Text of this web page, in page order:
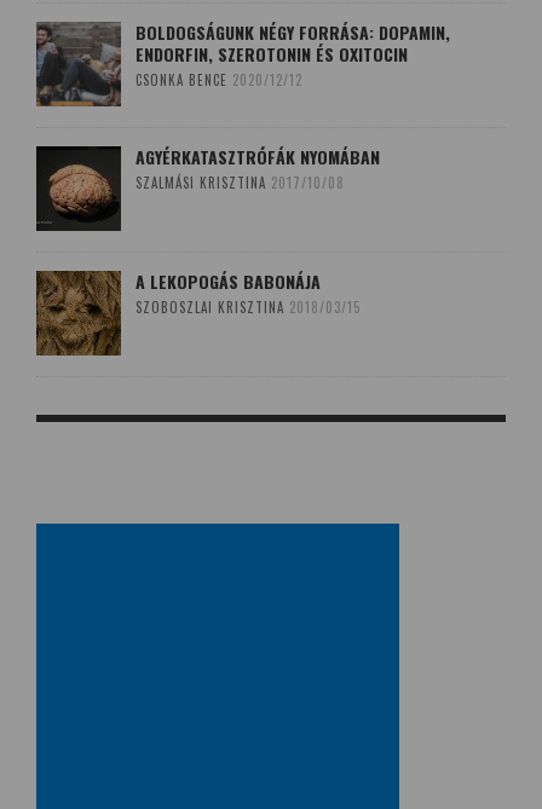
BOLDOGSÁGUNK NÉGY FORRÁSA: DOPAMIN,
ENDORFIN, SZEROTONIN ÉS OXITOCIN
CSONKA BENCE 2020/12/12
AGYÉRKATASZTRÓFÁK NYOMÁBAN
SZALMÁSI KRISZTINA 2017/10/08
A LEKOPOGÁS BABONÁJA
SZOBOSZLAI KRISZTINA 2018/03/15